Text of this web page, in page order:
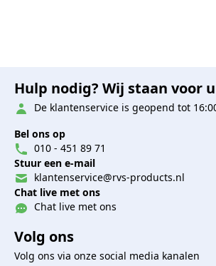
Hulp nodig? Wij staan voor
De klantenservice is geopend tot
Bel ons op
010 - 451 89 71
Stuur een e-mail
klantenservice@rvs-products.nl
Chat live met ons
Chat live met ons
Volg ons
Volg ons via onze social media kanalen